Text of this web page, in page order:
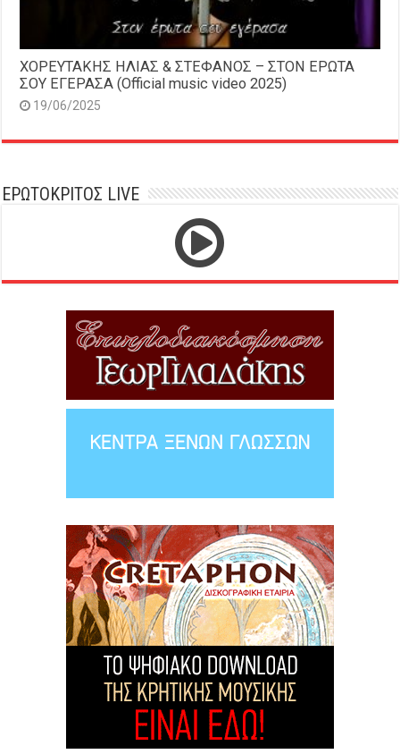
ΧΟΡΕΥΤΑΚΗΣ ΗΛΙΑΣ & ΣΤΕΦΑΝΟΣ – ΣΤΟΝ ΕΡΩΤΑ
ΣΟΥ ΕΓΕΡΑΣΑ (Official music video 2025)
19/06/2025
ΕΡΩΤΟΚΡΙΤΟΣ LIVE